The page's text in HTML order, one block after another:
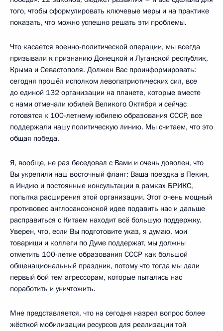
того, чтобы сформулировать ключевые меры и на практике
показать, что можно успешно решать эти проблемы.
Что касается военно-политической операции, мы всегда
призывали к признанию Донецкой и Луганской республик,
Крыма и Севастополя. Должен Вас проинформировать:
сегодня прошёл исполком левопатриотических сил, все
до единой 132 организации на планете, которые вместе
с нами отмечали юбилей Великого Октября и сейчас
готовятся к 100-летнему юбилею образования СССР, все
поддержали нашу политическую линию. Мы считаем, что это
общая победа.
Я, вообще, не раз беседовал с Вами и очень доволен, что
Вы укрепили наш восточный фланг: Ваша поездка в Пекин,
в Индию и постоянные консультации в рамках БРИКС,
попытка расширения этой организации. Этот очень мощный
противовес англосаксонской идее подавить нас и дальше
расправиться с Китаем находит всё большую поддержку.
Уверен, что, если Вы подготовите указ, я думаю, мои
товарищи и коллеги по Думе поддержат, мы должны
отметить 100-летие образования СССР как большой
общенациональный праздник, потому что тогда мы дали
первый бой тем агрессорам, которые пытались нас
поработить и уничтожить.
Мне представляется, что на сегодня назрел вопрос более
жёсткой мобилизации ресурсов для реализации той